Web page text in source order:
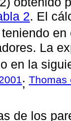
2. El
teniendo en
La
en la
; Thomas
de los